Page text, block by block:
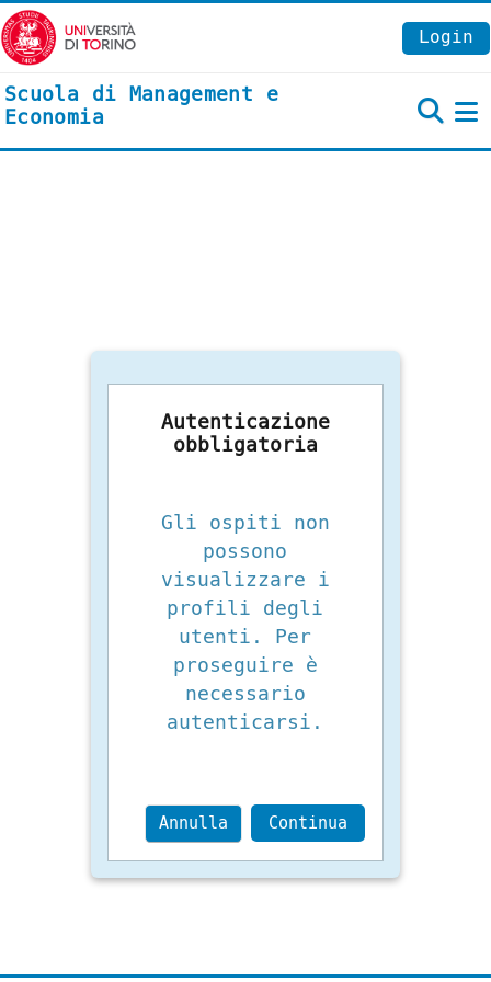
Vai al contenuto principale
Login
Scuola di Management e
Economia
Autenticazione
obbligatoria
Gli ospiti non
possono
visualizzare i
profili degli
utenti. Per
proseguire è
necessario
autenticarsi.
Annulla Continua